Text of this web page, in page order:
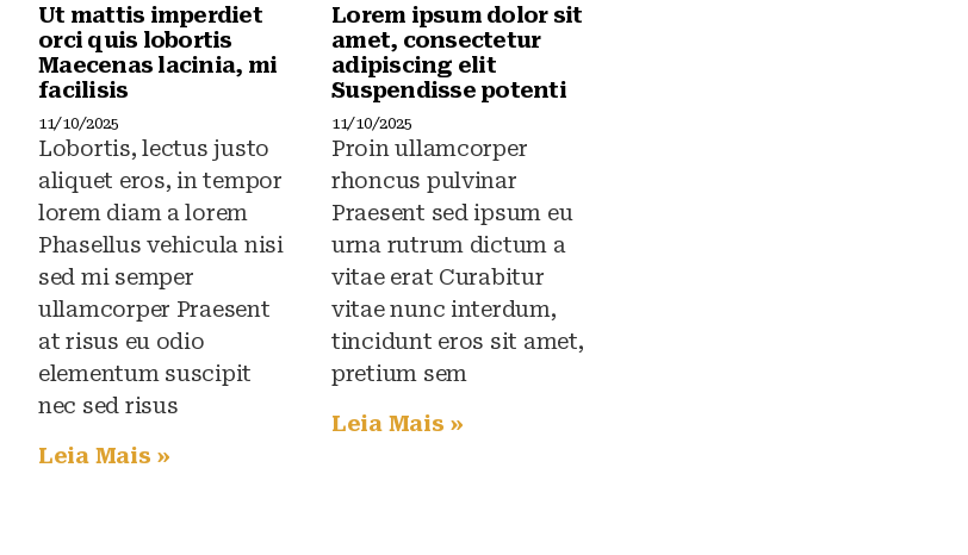
Ut mattis imperdiet
orci quis lobortis
Maecenas lacinia, mi
facilisis
11/10/2025
Lobortis, lectus justo
aliquet eros, in tempor
lorem diam a lorem
Phasellus vehicula nisi
sed mi semper
ullamcorper Praesent
at risus eu odio
elementum suscipit
nec sed risus
Leia Mais »
Lorem ipsum dolor sit
amet, consectetur
adipiscing elit
Suspendisse potenti
11/10/2025
Proin ullamcorper
rhoncus pulvinar
Praesent sed ipsum eu
urna rutrum dictum a
vitae erat Curabitur
vitae nunc interdum,
tincidunt eros sit amet,
pretium sem
Leia Mais »